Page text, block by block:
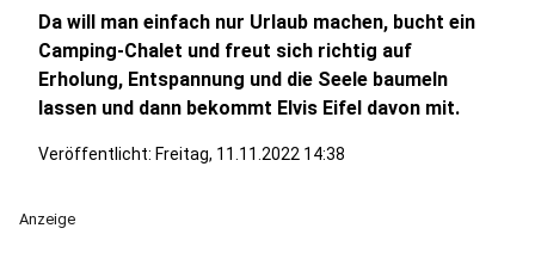
Da will man einfach nur Urlaub machen, bucht ein
Camping-Chalet und freut sich richtig auf
Erholung, Entspannung und die Seele baumeln
lassen und dann bekommt Elvis Eifel davon mit.
Veröffentlicht: Freitag, 11.11.2022 14:38
Anzeige